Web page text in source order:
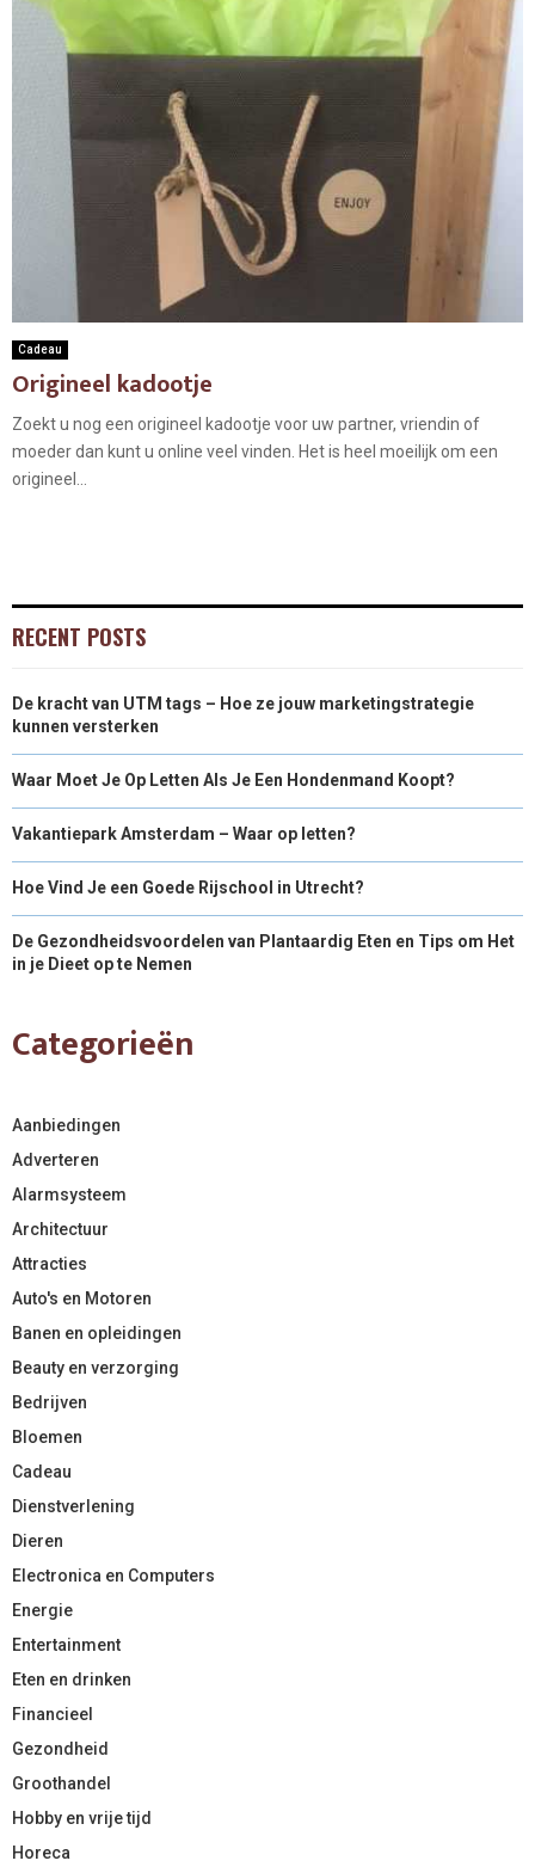
Cadeau
Origineel kadootje
Zoekt u nog een origineel kadootje voor uw partner, vriendin of
moeder dan kunt u online veel vinden. Het is heel moeilijk om een
origineel...
RECENT POSTS
De kracht van UTM tags – Hoe ze jouw marketingstrategie
kunnen versterken
Waar Moet Je Op Letten Als Je Een Hondenmand Koopt?
Vakantiepark Amsterdam – Waar op letten?
Hoe Vind Je een Goede Rijschool in Utrecht?
De Gezondheidsvoordelen van Plantaardig Eten en Tips om Het
in je Dieet op te Nemen
Categorieën
Aanbiedingen
Adverteren
Alarmsysteem
Architectuur
Attracties
Auto's en Motoren
Banen en opleidingen
Beauty en verzorging
Bedrijven
Bloemen
Cadeau
Dienstverlening
Dieren
Electronica en Computers
Energie
Entertainment
Eten en drinken
Financieel
Gezondheid
Groothandel
Hobby en vrije tijd
Horeca